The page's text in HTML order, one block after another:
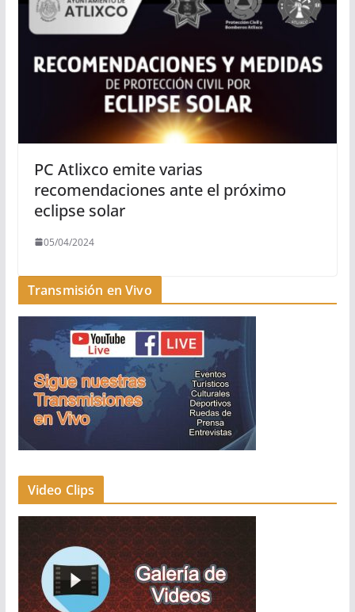
PC Atlixco emite varias
recomendaciones ante el próximo
eclipse solar
05/04/2024
Transmisión en Vivo
Video Clips